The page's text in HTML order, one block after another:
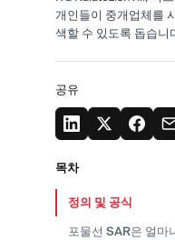
개인들이 중개업체를
색할 수 있도록 돕습니
공유
목차
정의 및 공식
포물선 SAR은 얼마